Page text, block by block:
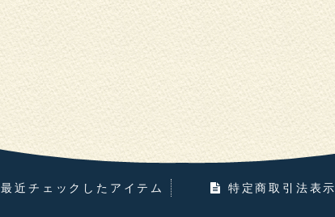
最近チェックしたアイテム 特定商取引法表示